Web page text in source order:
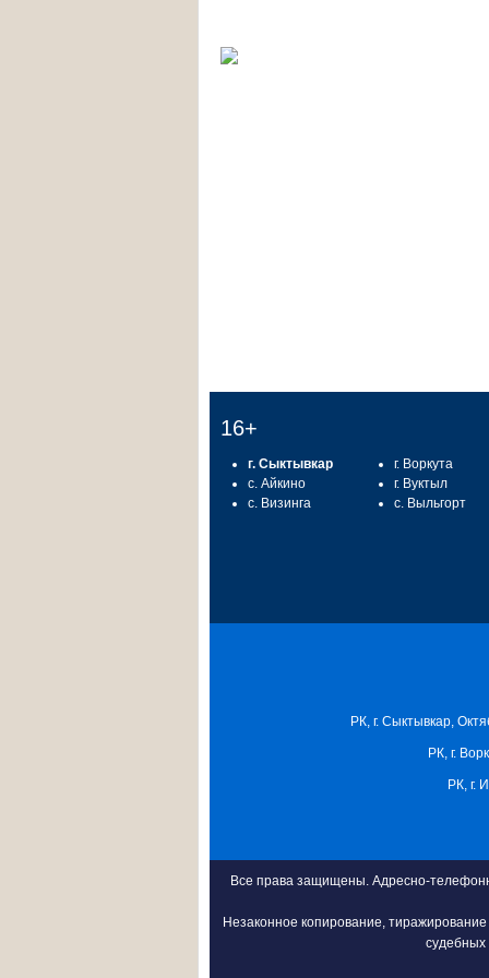
16+
г. Сыктывкар
с. Айкино
с. Визинга
г. Воркута
г. Вуктыл
с. Выльгорт
РК, г. Сыктывкар,
РК, г.
РК, г.
Все права защищены. Адресно-
Незаконное копирование,
судебных